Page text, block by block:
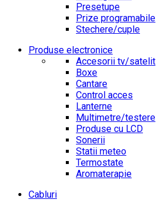
Presetupe
Prize programabile
Stechere/cuple
Produse electronice
Accesorii tv/satelit
Boxe
Cantare
Control acces
Lanterne
Multimetre/testere
Produse cu LCD
Sonerii
Statii meteo
Termostate
Aromaterapie
Cabluri